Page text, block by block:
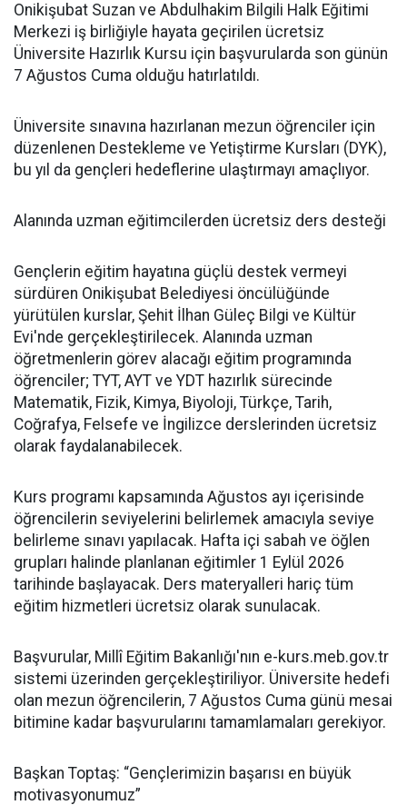
Onikişubat Suzan ve Abdulhakim Bilgili Halk Eğitimi
Merkezi iş birliğiyle hayata geçirilen ücretsiz
Üniversite Hazırlık Kursu için başvurularda son günün
7 Ağustos Cuma olduğu hatırlatıldı.
Üniversite sınavına hazırlanan mezun öğrenciler için
düzenlenen Destekleme ve Yetiştirme Kursları (DYK),
bu yıl da gençleri hedeflerine ulaştırmayı amaçlıyor.
Alanında uzman eğitimcilerden ücretsiz ders desteği
Gençlerin eğitim hayatına güçlü destek vermeyi
sürdüren Onikişubat Belediyesi öncülüğünde
yürütülen kurslar, Şehit İlhan Güleç Bilgi ve Kültür
Evi'nde gerçekleştirilecek. Alanında uzman
öğretmenlerin görev alacağı eğitim programında
öğrenciler; TYT, AYT ve YDT hazırlık sürecinde
Matematik, Fizik, Kimya, Biyoloji, Türkçe, Tarih,
Coğrafya, Felsefe ve İngilizce derslerinden ücretsiz
olarak faydalanabilecek.
Kurs programı kapsamında Ağustos ayı içerisinde
öğrencilerin seviyelerini belirlemek amacıyla seviye
belirleme sınavı yapılacak. Hafta içi sabah ve öğlen
grupları halinde planlanan eğitimler 1 Eylül 2026
tarihinde başlayacak. Ders materyalleri hariç tüm
eğitim hizmetleri ücretsiz olarak sunulacak.
Başvurular, Millî Eğitim Bakanlığı'nın e-kurs.meb.gov.tr
sistemi üzerinden gerçekleştiriliyor. Üniversite hedefi
olan mezun öğrencilerin, 7 Ağustos Cuma günü mesai
bitimine kadar başvurularını tamamlamaları gerekiyor.
Başkan Toptaş: “Gençlerimizin başarısı en büyük
motivasyonumuz”